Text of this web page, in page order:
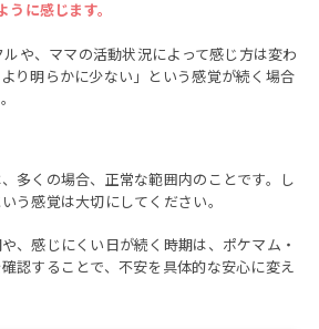
に感じます。
や、ママの活動状況によって感じ方は変わ
り明らかに少ない」という感覚が続く場合
多くの場合、正常な範囲内のことです。し
う感覚は大切にしてください。
、感じにくい日が続く時期は、ポケマム・
認することで、不安を具体的な安心に変え